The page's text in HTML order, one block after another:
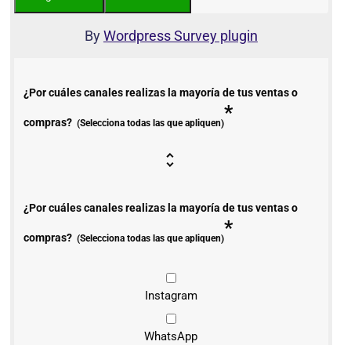
ByWordpress Survey plugin
¿Por cuáles canales realizas la mayoría de tus ventas o
compras? (Selecciona todas las que apliquen)*
¿Por cuáles canales realizas la mayoría de tus ventas o
compras? (Selecciona todas las que apliquen)*
Instagram
WhatsApp